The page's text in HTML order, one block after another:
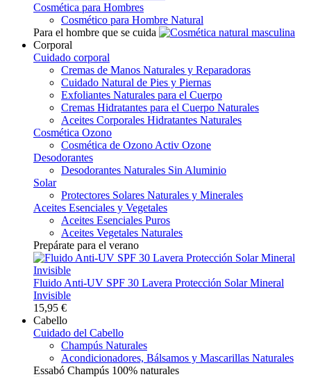
Cosmética para Hombres
Cosmético para Hombre Natural
Para el hombre que se cuida
Corporal
Cuidado corporal
Cremas de Manos Naturales y Reparadoras
Cuidado Natural de Pies y Piernas
Exfoliantes Naturales para el Cuerpo
Cremas Hidratantes para el Cuerpo Naturales
Aceites Corporales Hidratantes Naturales
Cosmética Ozono
Cosmética de Ozono Activ Ozone
Desodorantes
Desodorantes Naturales Sin Aluminio
Solar
Protectores Solares Naturales y Minerales
Aceites Esenciales y Vegetales
Aceites Esenciales Puros
Aceites Vegetales Naturales
Prepárate para el verano
Fluido Anti-UV SPF 30 Lavera Protección Solar Mineral
Invisible
15,95 €
Cabello
Cuidado del Cabello
Champús Naturales
Acondicionadores, Bálsamos y Mascarillas Naturales
Essabó Champús 100% naturales